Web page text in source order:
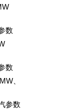
数
数
、
参数